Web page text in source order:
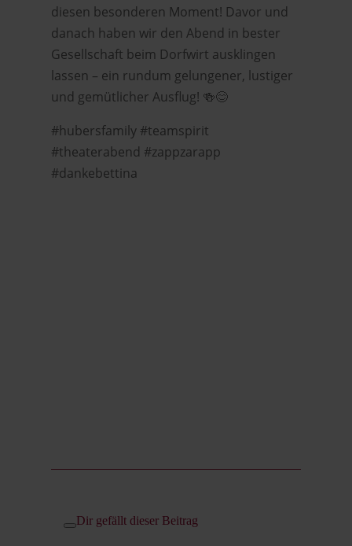
diesen besonderen Moment! Davor und
danach haben wir den Abend in bester
Gesellschaft beim Dorfwirt ausklingen
lassen – ein rundum gelungener, lustiger
und gemütlicher Ausflug! 🍻😊
#hubersfamily #teamspirit
#theaterabend #zappzarapp
#dankebettina
Dir gefällt dieser Beitrag